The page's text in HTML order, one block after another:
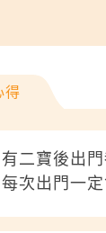
得
有二寶後出
每次出門一